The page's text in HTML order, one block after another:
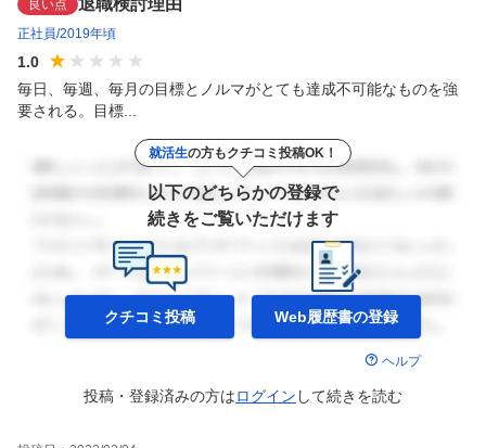
良い点 退職検討理由
正社員 2019年頃
1.0
毎日、毎週、毎月の目標とノルマがとても達成不可能なものを強
要される。目標...
就活生の方もクチコミ投稿OK！
以下のどちらかの登録で
続きをご覧いただけます
クチコミ投稿 Web履歴書の登録
ヘルプ
投稿・登録済みの方はログイン して続きを読む